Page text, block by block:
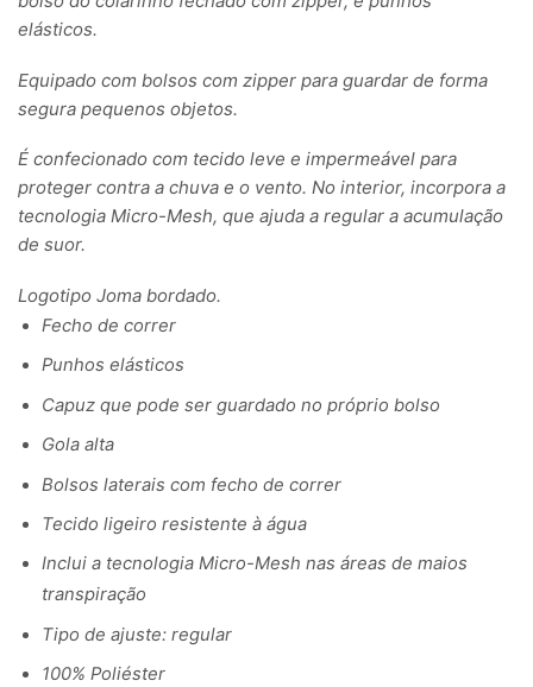
elásticos.
Equipado com bolsos com zipper para guardar de forma
segura pequenos objetos.
É confecionado com tecido leve e impermeável para
proteger contra a chuva e o vento. No interior, incorpora a
tecnologia Micro-Mesh, que ajuda a regular a acumulação
de suor.
Logotipo Joma bordado.
Fecho de correr
Punhos elásticos
Capuz que pode ser guardado no próprio bolso
Gola alta
Bolsos laterais com fecho de correr
Tecido ligeiro resistente à água
Inclui a tecnologia Micro-Mesh nas áreas de maios
transpiração
Tipo de ajuste: regular
100% Poliéster